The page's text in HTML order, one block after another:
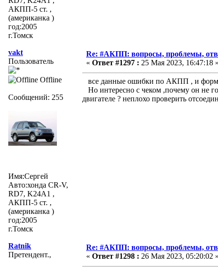
АКПП-5 ст. ,
(американка )
год:2005
г.Томск
vakt
Пользователь
Offline
Сообщений: 255
Имя:Сергей
Авто:хонда CR-V,
RD7, K24A1 ,
АКПП-5 ст. ,
(американка )
год:2005
г.Томск
Re: #АКПП: вопросы, проблемы,
« Ответ #1297 : 25 Мая 2023, 16:47:18
все данные ошибки по АКПП , и
Но интересно с чеком ,почему он не
двигателе ? неплохо проверить
Ratnik
Претендент.,
Re: #АКПП: вопросы, проблемы,
« Ответ #1298 : 26 Мая 2023, 05:20:02